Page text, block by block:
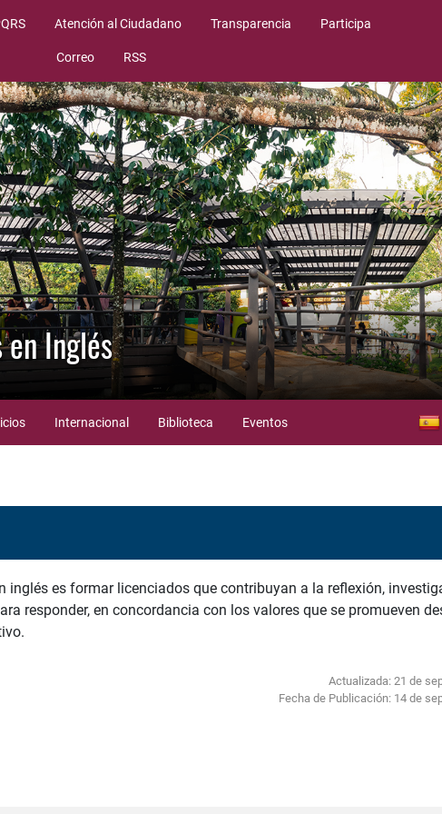
Atención al Ciudadano Transparencia Participa
Correo RSS
Inglés
Internacional Biblioteca Eventos
es formar licenciados que contribuyan a la reflexión,
responder, en concordancia con los valores que se promueven
Actualizada: 21 de
Fecha de Publicación: 14 de